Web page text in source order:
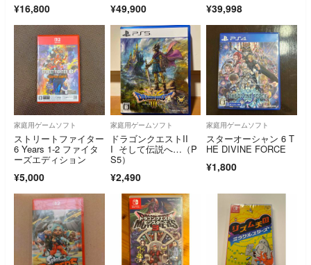
ド
¥16,800 ¥49,900 ¥39,998
家庭用ゲームソフト
ストリートファイター
6 Years 1-2 ファイタ
ーズエディション
¥5,000
家庭用ゲームソフト
ドラゴンクエストII
I そして伝説へ…（P
S5）
¥2,490
家庭用ゲームソフト
スターオーシャン 6 T
HE DIVINE FORCE
¥1,800